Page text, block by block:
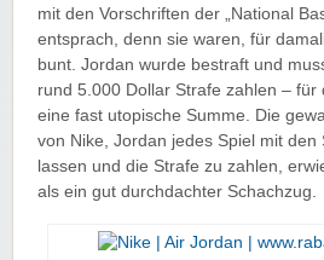
mit den Vorschriften der „National
entsprach, denn sie waren, für
bunt. Jordan wurde bestraft und
rund 5.000 Dollar Strafe zahlen – für
eine fast utopische Summe. Die
von Nike, Jordan jedes Spiel mit den
lassen und die Strafe zu zahlen,
als ein gut durchdachter Schachzug.